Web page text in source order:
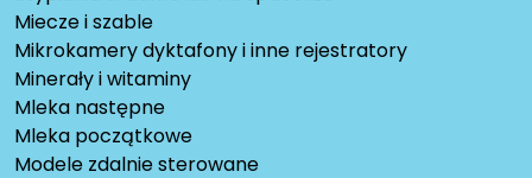
Miecze i szable
Mikrokamery dyktafony i inne rejestratory
Minerały i witaminy
Mleka następne
Mleka początkowe
Modele zdalnie sterowane